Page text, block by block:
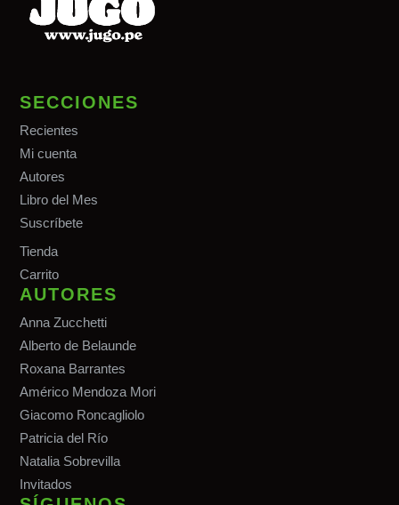
SECCIONES
Recientes
Mi cuenta
Autores
Libro del Mes
Suscríbete
Tienda
Carrito
AUTORES
Anna Zucchetti
Alberto de Belaunde
Roxana Barrantes
Américo Mendoza Mori
Giacomo Roncagliolo
Patricia del Río
Natalia Sobrevilla
Invitados